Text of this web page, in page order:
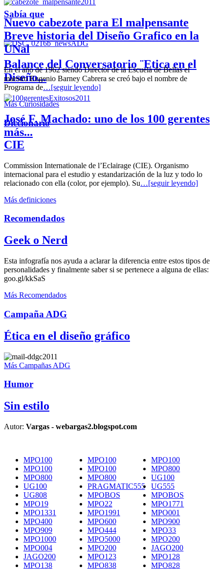
Nuevo cabezote para El malpensante
Balance del Conversatorio ¨Etica en el
Diseño...
José F. Machado: uno de los 100 gerentes
más...
Sabía que
Breve historia del Diseño Grafico en la
UNal
En el año de 1962 siendo Director de la Escuela de Bellas el
maestro Eugenio Barney Cabrera se creó bajo el nombre de
Programa de…[seguir leyendo]
Más Curiosidades
Diccionario
CIE
Commission Internationale de l’Eclairage (CIE). Organismo
internacional para el estudio y estandarización de la luz y todo lo
relacionado con ella (color, por ejemplo). Su…[seguir leyendo]
Más definiciones
Recomendados
Geek o Nerd
Esta infografía nos ayuda a aclarar la diferencia entre estos tipos de
personalidades y finalmente saber si se pertenece a alguna de ellas:
goo.gl/kkSaS
Más Recomendados
Campaña ADG
Ética en el diseño gráfico
Más Campañas ADG
Humor
Sin estilo
Autor: Vargas - webargas2.blogspot.com
MPO100 MPO100
MPO100
MPO100
MPO100
MPO800
MPO800
MPO800
UG100
UG100
PRAGMATIC555
UG555
UG808
MPOBOS
MPOBOS
MPO19
MPO22
MPO1771
MPO1331
MPO1991
MPO001
MPO400
MPO600
MPO900
MPO909
MPO444
MPO33
MPO1000
MPO5000
MPO200
MPO004
MPO200
JAGO200
JAGO200
MPO123
MPO128
MPO138
MPO838
MPO828